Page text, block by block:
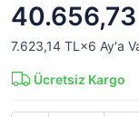
7.623,14 TL×6 Ay'a
Ücretsiz Kargo